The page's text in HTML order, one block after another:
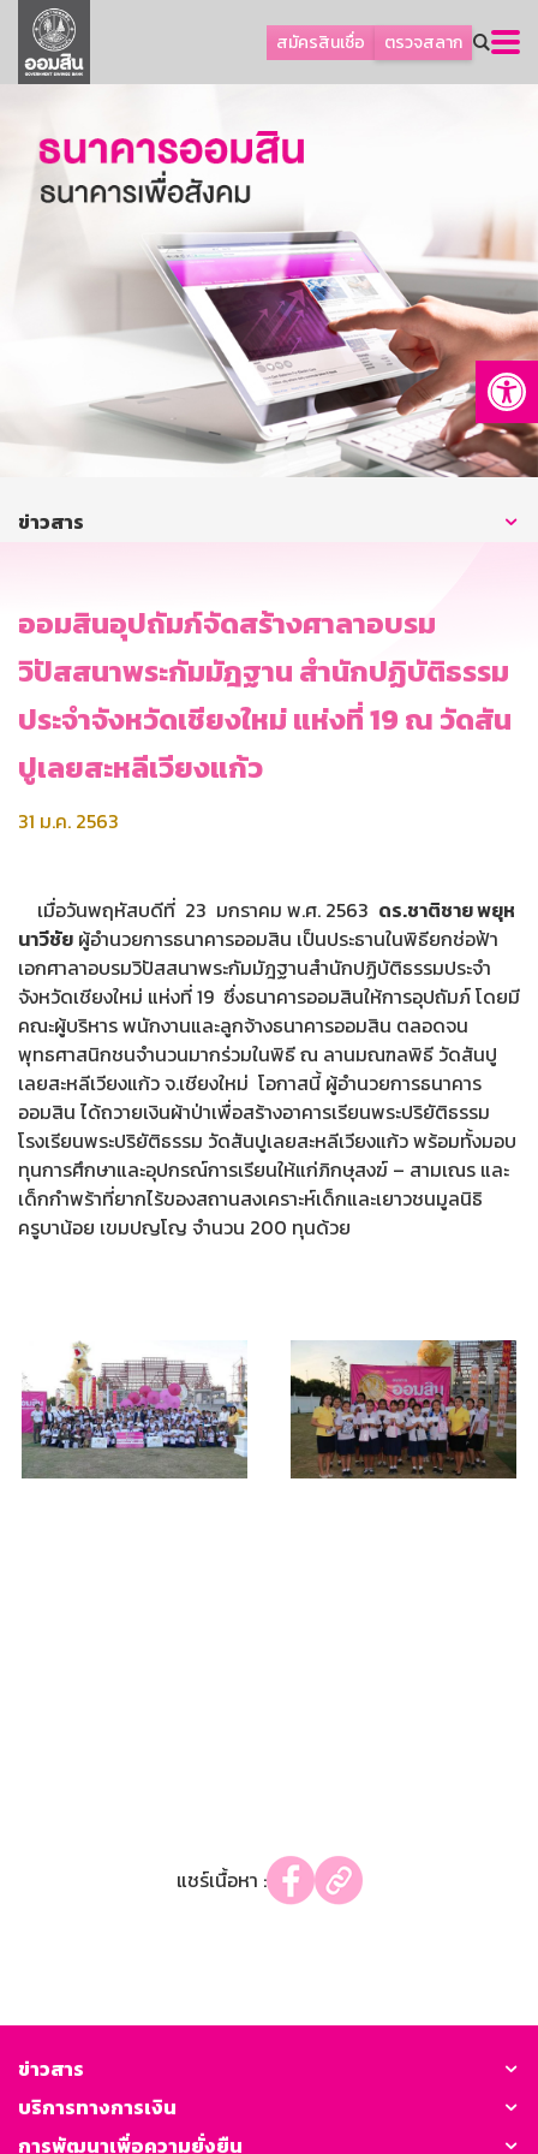
สมัครสินเชื่อ ตรวจสลาก
ลูกค้าธุรกิจ
ลูกค้าผู้ประกอบรายย่อย
ออมเพื่อสุข
เกี่ยวกับธนาคาร
การพัฒนาที่ยั่งยืน
บริการทางการเงิน
ติดต่อเรา
บริการออนไลน์
ข่าวสาร
ออมสินอุปถัมภ์จัดสร้างศาลาอบรม
วิปัสสนาพระกัมมัฎฐาน สำนักปฏิบัติธรรม
ประจำจังหวัดเชียงใหม่ แห่งที่ 19 ณ วัดสัน
ปูเลยสะหลีเวียงแก้ว
31 ม.ค. 2563
เมื่อวันพฤหัสบดีที่ 23 มกราคม พ.ศ. 2563 ดร.ชาติชาย พยุห
นาวีชัย ผู้อำนวยการธนาคารออมสิน เป็นประธานในพิธียกช่อฟ้า
เอกศาลาอบรมวิปัสสนาพระกัมมัฎฐานสำนักปฏิบัติธรรมประจำ
จังหวัดเชียงใหม่ แห่งที่ 19 ซึ่งธนาคารออมสินให้การอุปถัมภ์ โดยมี
คณะผู้บริหาร พนักงานและลูกจ้างธนาคารออมสิน ตลอดจน
พุทธศาสนิกชนจำนวนมากร่วมในพิธี ณ ลานมณฑลพิธี วัดสันปู
เลยสะหลีเวียงแก้ว จ.เชียงใหม่ โอกาสนี้ ผู้อำนวยการธนาคาร
ออมสิน ได้ถวายเงินผ้าป่าเพื่อสร้างอาคารเรียนพระปริยัติธรรม
โรงเรียนพระปริยัติธรรม วัดสันปูเลยสะหลีเวียงแก้ว พร้อมทั้งมอบ
ทุนการศึกษาและอุปกรณ์การเรียนให้แก่ภิกษุสงฆ์ – สามเณร และ
เด็กกำพร้าที่ยากไร้ของสถานสงเคราะห์เด็กและเยาวชนมูลนิธิ
ครูบาน้อย เขมปญโญ จำนวน 200 ทุนด้วย
แชร์เนื้อหา :
ข่าวสาร
บริการทางการเงิน
การพัฒนาเพื่อความยั่งยืน